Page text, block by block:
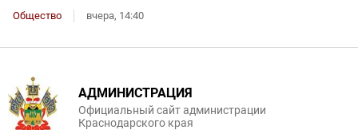
Общество вчера, 14:40
АДМИНИСТРАЦИЯ
Официальный сайт администрации
Краснодарского края